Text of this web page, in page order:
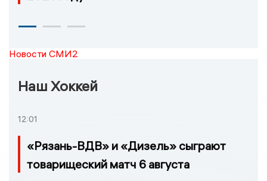
Новости СМИ2
Наш Хоккей
12:01
«Рязань-ВДВ» и «Дизель» сыграют
товарищеский матч 6 августа